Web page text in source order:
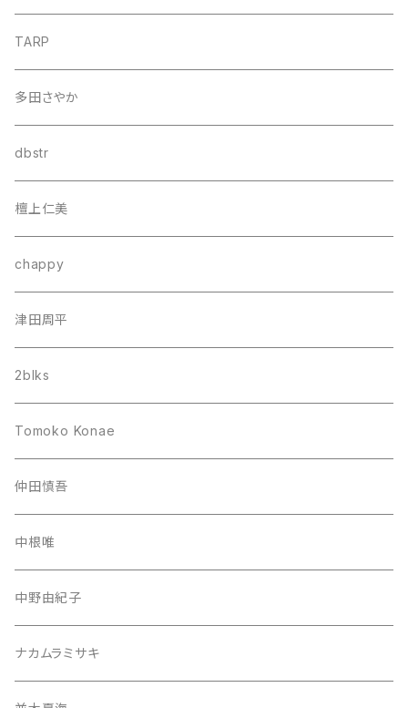
TARP
多田さやか
dbstr
檀上仁美
chappy
津田周平
2blks
Tomoko Konae
仲田慎吾
中根唯
中野由紀子
ナカムラミサキ